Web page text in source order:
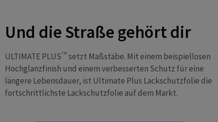
Und die Straße gehört dir
ULTIMATE PLUSTM setzt Maßstäbe. Mit einem beispiellosen
Hochglanzfinish und einem verbesserten Schutz für eine
längere Lebensdauer, ist Ultimate Plus Lackschutzfolie die
fortschrittlichste Lackschutzfolie auf dem Markt.